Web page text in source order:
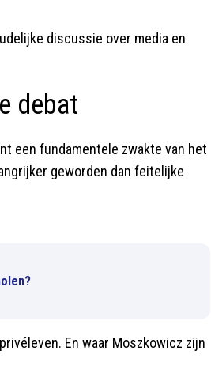
discussie over media en
debat
een fundamentele zwakte van het
geworden dan feitelijke
En waar Moszkowicz zijn